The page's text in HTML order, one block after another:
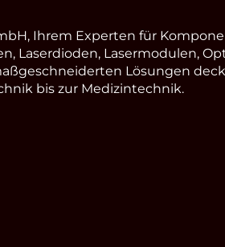
Ihrem Experten für
Laserdioden, Lasermodulen,
Lösungen
bis zur Medizintechnik.